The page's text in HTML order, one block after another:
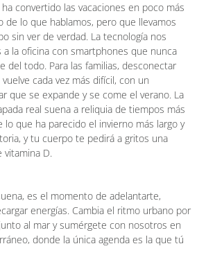
convertido las vacaciones en poco más
de lo que hablamos, pero que llevamos
sin ver de verdad. La tecnología nos
a la oficina con smartphones que nunca
del todo. Para las familias, desconectar
cada vez más difícil, con un
que se expande y se come el verano. La
real suena a reliquia de tiempos más
lo que ha parecido el invierno más largo y
y tu cuerpo te pedirá a gritos una
vitamina D.
es el momento de adelantarte,
energías. Cambia el ritmo urbano por
al mar y sumérgete con nosotros en
donde la única agenda es la que tú